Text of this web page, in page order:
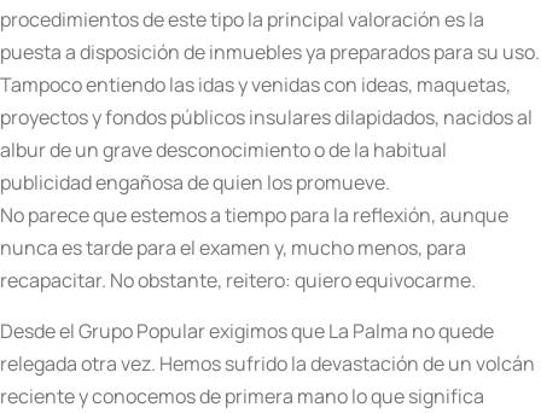
procedimientos de este tipo la principal valoración es la
puesta a disposición de inmuebles ya preparados para su uso.
Tampoco entiendo las idas y venidas con ideas, maquetas,
proyectos y fondos públicos insulares dilapidados, nacidos al
albur de un grave desconocimiento o de la habitual
publicidad engañosa de quien los promueve.
No parece que estemos a tiempo para la reflexión, aunque
nunca es tarde para el examen y, mucho menos, para
recapacitar. No obstante, reitero: quiero equivocarme.
Desde el Grupo Popular exigimos que La Palma no quede
relegada otra vez. Hemos sufrido la devastación de un volcán
reciente y conocemos de primera mano lo que significa